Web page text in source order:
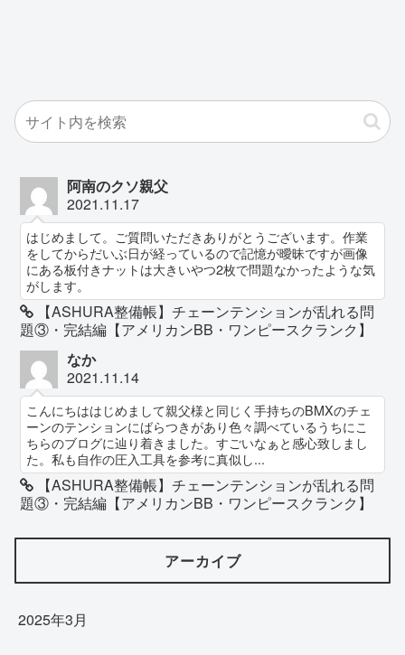
阿南のクソ親父
2021.11.17
はじめまして。ご質問いただきありがとうございます。作業
をしてからだいぶ日が経っているので記憶が曖昧ですが画像
にある板付きナットは大きいやつ2枚で問題なかったような気
がします。
【ASHURA整備帳】チェーンテンションが乱れる問
題③・完結編【アメリカンBB・ワンピースクランク】
なか
2021.11.14
こんにちははじめまして親父様と同じく手持ちのBMXのチェ
ーンのテンションにばらつきがあり色々調べているうちにこ
ちらのブログに辿り着きました。すごいなぁと感心致しまし
た。私も自作の圧入工具を参考に真似し...
【ASHURA整備帳】チェーンテンションが乱れる問
題③・完結編【アメリカンBB・ワンピースクランク】
アーカイブ
2025年3月